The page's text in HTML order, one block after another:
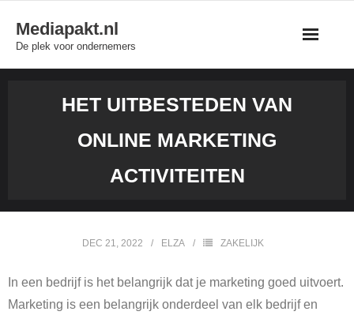
content
Mediapakt.nl
De plek voor ondernemers
HET UITBESTEDEN VAN
ONLINE MARKETING
ACTIVITEITEN
DEC 21, 2022 ELZA ZAKELIJK
In een bedrijf is het belangrijk dat je marketing goed uitvoert.
Marketing is een belangrijk onderdeel van elk bedrijf en